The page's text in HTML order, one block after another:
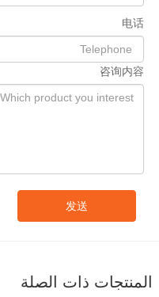
电话
咨询内容
发送
المنتجات ذات الصلة